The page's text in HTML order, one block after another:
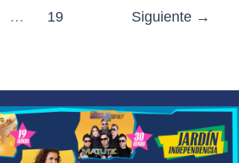
… 19 Siguiente →